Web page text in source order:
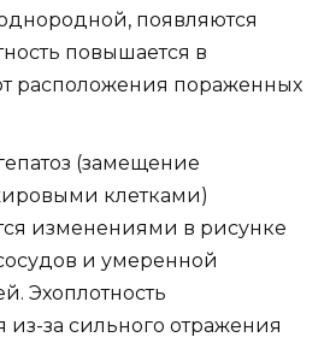
появляются
повышается в
расположения пораженных
(замещение
клетками)
изменениями в рисунке
и умеренной
Эхоплотность
из-за сильного отражения